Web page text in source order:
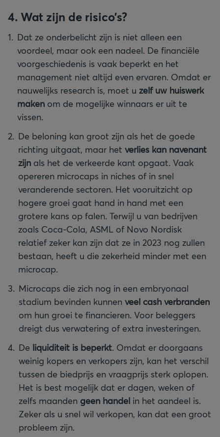
4. Wat zijn de risico’s?
Dat ze onderbelicht zijn is niet alleen een
voordeel, maar ook een nadeel. De financiële
voorgeschiedenis is vaak beperkt en het
management niet altijd even ervaren. Omdat er
nauwelijks research is, moet u zelf uw huiswerk
maken om de mogelijke winnaars er uit te
vissen.
De beloning kan groot zijn als het de goede
richting uitgaat, maar het verlies kan navenant
zijn als het de verkeerde kant opgaat. Vaak
opereren microcaps in niches of in snel
veranderende sectoren. Het vooruitzicht op
hogere groei gaat hand in hand met een
grotere kans op falen. Terwijl u van bedrijven
zoals Coca-Cola, ASML of Novo Nordisk
relatief zeker kan zijn dat ze in 2023 nog zullen
bestaan, heeft u die zekerheid minder met een
microcap.
Microcaps die zich nog in een embryonaal
stadium bevinden kunnen veel cash verbranden
om hun groei te financieren. Voor beleggers
dreigt dus verwatering of extra investeringen.
De liquiditeit is beperkt. Omdat er doorgaans
weinig kopers en verkopers zijn, kan het verschil
tussen de biedprijs en vraagprijs sterk oplopen.
Het is best mogelijk dat er dagen, weken of
zelfs maanden geen handel in het aandeel is.
Zeker als u snel wil verkopen, kan dat een groot
probleem zijn.